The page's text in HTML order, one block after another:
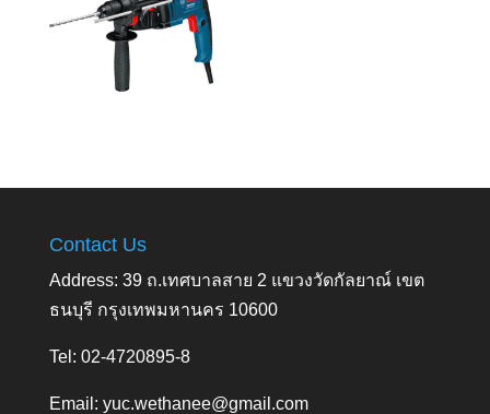
Contact Us
Address: 39 ถ.เทศบาลสาย 2 แขวงวัดกัลยาณ์ เขต
ธนบุรี กรุงเทพมหานคร 10600
Tel: 02-4720895-8
Email: yuc.wethanee@gmail.com